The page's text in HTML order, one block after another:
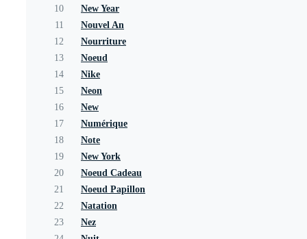
10
New Year
11
Nouvel An
12
Nourriture
13
Noeud
14
Nike
15
Neon
16
New
17
Numérique
18
Note
19
New York
20
Noeud Cadeau
21
Noeud Papillon
22
Natation
23
Nez